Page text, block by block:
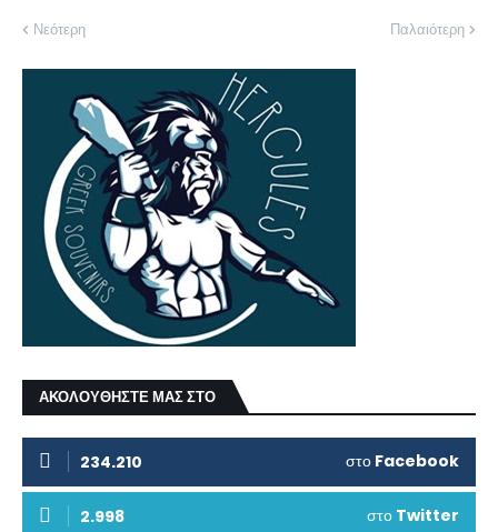
Νεότερη Παλαιότερη
ΑΚΟΛΟΥΘΗΣΤΕ ΜΑΣ ΣΤΟ
234.210 στο Facebook
2.998 στο Twitter